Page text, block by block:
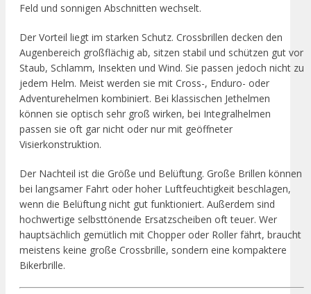
Feld und sonnigen Abschnitten wechselt.
Der Vorteil liegt im starken Schutz. Crossbrillen decken den
Augenbereich großflächig ab, sitzen stabil und schützen gut vor
Staub, Schlamm, Insekten und Wind. Sie passen jedoch nicht zu
jedem Helm. Meist werden sie mit Cross-, Enduro- oder
Adventurehelmen kombiniert. Bei klassischen Jethelmen
können sie optisch sehr groß wirken, bei Integralhelmen
passen sie oft gar nicht oder nur mit geöffneter
Visierkonstruktion.
Der Nachteil ist die Größe und Belüftung. Große Brillen können
bei langsamer Fahrt oder hoher Luftfeuchtigkeit beschlagen,
wenn die Belüftung nicht gut funktioniert. Außerdem sind
hochwertige selbsttönende Ersatzscheiben oft teuer. Wer
hauptsächlich gemütlich mit Chopper oder Roller fährt, braucht
meistens keine große Crossbrille, sondern eine kompaktere
Bikerbrille.